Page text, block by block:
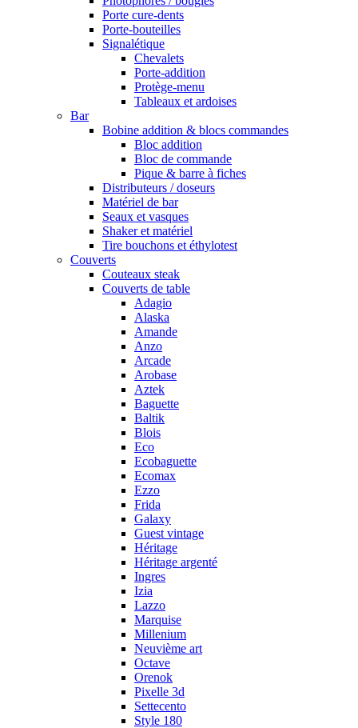
Porte cure-dents
Porte-bouteilles
Signalétique
Chevalets
Porte-addition
Protège-menu
Tableaux et ardoises
Bar
Bobine addition & blocs commandes
Bloc addition
Bloc de commande
Pique & barre à fiches
Distributeurs / doseurs
Matériel de bar
Seaux et vasques
Shaker et matériel
Tire bouchons et éthylotest
Couverts
Couteaux steak
Couverts de table
Adagio
Alaska
Amande
Anzo
Arcade
Arobase
Aztek
Baguette
Baltik
Blois
Eco
Ecobaguette
Ecomax
Ezzo
Frida
Galaxy
Guest vintage
Héritage
Héritage argenté
Ingres
Izia
Lazzo
Marquise
Millenium
Neuvième art
Octave
Orenok
Pixelle 3d
Settecento
Style 180